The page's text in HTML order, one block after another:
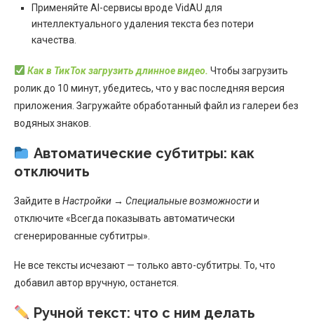
Применяйте AI-сервисы вроде VidAU для
интеллектуального удаления текста без потери
качества.
Как в ТикТок загрузить длинное видео. Чтобы загрузить
ролик до 10 минут, убедитесь, что у вас последняя версия
приложения. Загружайте обработанный файл из галереи без
водяных знаков.
Автоматические субтитры: как
отключить
Зайдите в Настройки → Специальные возможностии
отключите «Всегда показывать автоматически
сгенерированные субтитры».
Не все тексты исчезают — только авто-субтитры. То, что
добавил автор вручную, останется.
Ручной текст: что с ним делать